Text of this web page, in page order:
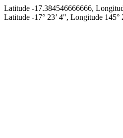
Latitude -17.384546666666,
Latitude -17° 23’ 4", Longitude 145°